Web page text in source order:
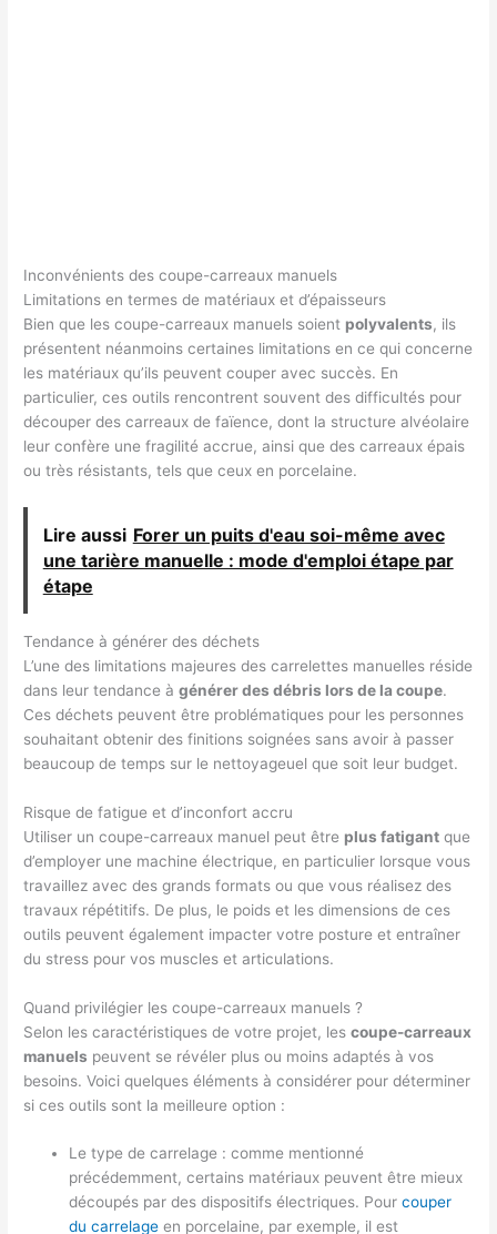
Inconvénients des coupe-carreaux manuels
Limitations en termes de matériaux et d’épaisseurs
Bien que les coupe-carreaux manuels soient polyvalents, ils
présentent néanmoins certaines limitations en ce qui concerne
les matériaux qu’ils peuvent couper avec succès. En
particulier, ces outils rencontrent souvent des difficultés pour
découper des carreaux de faïence, dont la structure alvéolaire
leur confère une fragilité accrue, ainsi que des carreaux épais
ou très résistants, tels que ceux en porcelaine.
Lire aussi Forer un puits d'eau soi-même avec
une tarière manuelle : mode d'emploi étape par
étape
Tendance à générer des déchets
L’une des limitations majeures des carrelettes manuelles réside
dans leur tendance àgénérer des débris lors de la coupe.
Ces déchets peuvent être problématiques pour les personnes
souhaitant obtenir des finitions soignées sans avoir à passer
beaucoup de temps sur le nettoyageuel que soit leur budget.
Risque de fatigue et d’inconfort accru
Utiliser un coupe-carreaux manuel peut être plus fatigant que
d’employer une machine électrique, en particulier lorsque vous
travaillez avec des grands formats ou que vous réalisez des
travaux répétitifs. De plus, le poids et les dimensions de ces
outils peuvent également impacter votre posture et entraîner
du stress pour vos muscles et articulations.
Quand privilégier les coupe-carreaux manuels ?
Selon les caractéristiques de votre projet, lescoupe-carreaux
manuels peuvent se révéler plus ou moins adaptés à vos
besoins. Voici quelques éléments à considérer pour déterminer
si ces outils sont la meilleure option :
Le type de carrelage : comme mentionné
précédemment, certains matériaux peuvent être mieux
découpés par des dispositifs électriques. Pourcouper
du carrelage en porcelaine, par exemple, il est